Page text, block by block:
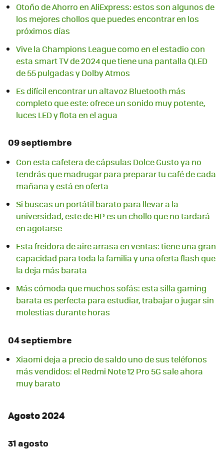
Otoño de Ahorro en AliExpress: estos son algunos de
los mejores chollos que puedes encontrar en los
próximos días
Vive la Champions League como en el estadio con
esta smart TV de 2024 que tiene una pantalla QLED
de 55 pulgadas y Dolby Atmos
Es difícil encontrar un altavoz Bluetooth más
completo que este: ofrece un sonido muy potente,
luces LED y flota en el agua
09 septiembre
Con esta cafetera de cápsulas Dolce Gusto ya no
tendrás que madrugar para preparar tu café de cada
mañana y está en oferta
Si buscas un portátil barato para llevar a la
universidad, este de HP es un chollo que no tardará
en agotarse
Esta freidora de aire arrasa en ventas: tiene una gran
capacidad para toda la familia y una oferta flash que
la deja más barata
Más cómoda que muchos sofás: esta silla gaming
barata es perfecta para estudiar, trabajar o jugar sin
molestias durante horas
04 septiembre
Xiaomi deja a precio de saldo uno de sus teléfonos
más vendidos: el Redmi Note 12 Pro 5G sale ahora
muy barato
Agosto 2024
31 agosto